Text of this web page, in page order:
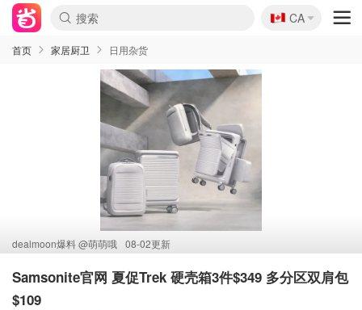
🇨🇦
CA
首页 家居厨卫 日用杂货
dealmoon爆料 @萌萌哦 08-02更新
Samsonite官网 夏促Trek 硬壳箱3件$349 多分区双肩包
$109